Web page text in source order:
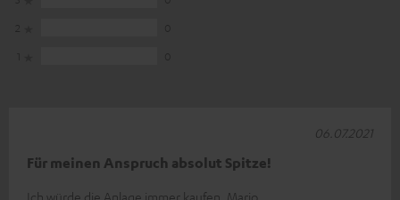
Für meinen Anspruch absolut Spitze!
Ich würde die Anlage immer kaufen. Mario.
06.07.2021